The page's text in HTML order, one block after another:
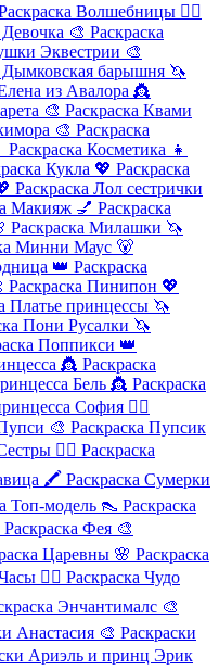
Волшебницы 🤸‍♀️
🎨 Раскраска
Эквестрии 🎨
Дымковская барышня 🦄
из Авалора 👸
🎨 Раскраска Квами
🎨 Раскраска
Раскраска Косметика 👧
Кукла 💖 Раскраска
Раскраска Лол сестрички
Макияж 💅 Раскраска
Раскраска Милашки 🦄
Минни Маус 🐻
👑 Раскраска
Раскраска Пинипон 💖
Платье принцессы 🦄
Пони Русалки 🦄
Поппикси 👑
👸 Раскраска
Бель 👸 Раскраска
София 💇‍♀️
🎨 Раскраска Пупсик
🧜‍♀️ Раскраска
🖍️ Раскраска Сумерки
Топ-модель 👠 Раскраска
Раскраска Фея 🎨
Царевны 🌸 Раскраска
🦸‍♀️ Раскраска Чудо
Энчантималс 🎨
Анастасия 🎨 Раскраски
Ариэль и принц Эрик